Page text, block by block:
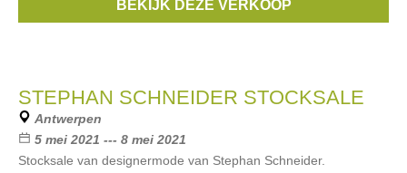
Haider Ackermann
BEKIJK DEZE VERKOOP
STEPHAN SCHNEIDER STOCKSALE
Antwerpen
5 mei 2021 --- 8 mei 2021
Stocksale van designermode van Stephan Schneider.